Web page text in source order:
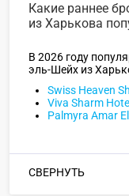
Какие раннее
из Харькова
В 2026 году
эль-Шейх из
Swiss Heaven
Viva Sharm Hotel
Palmyra Amar
СВЕРНУТЬ